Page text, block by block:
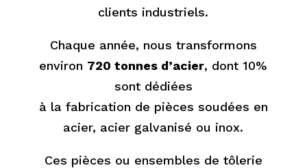
clients industriels.
Chaque année, nous transformons
environ 720 tonnes d’acier, dont 10%
sont dédiées
à la fabrication de pièces soudées en
acier, acier galvanisé ou inox.
Ces pièces ou ensembles de tôlerie